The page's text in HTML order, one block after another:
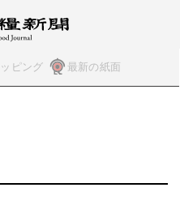
ピング 最新の紙面